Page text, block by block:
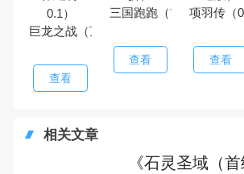
巨龙之战（顶级卡无限送再0.1）
查看
三国跑跑（首续0.1折）
查看
项羽传（
查看
相关文章
《石灵圣域（